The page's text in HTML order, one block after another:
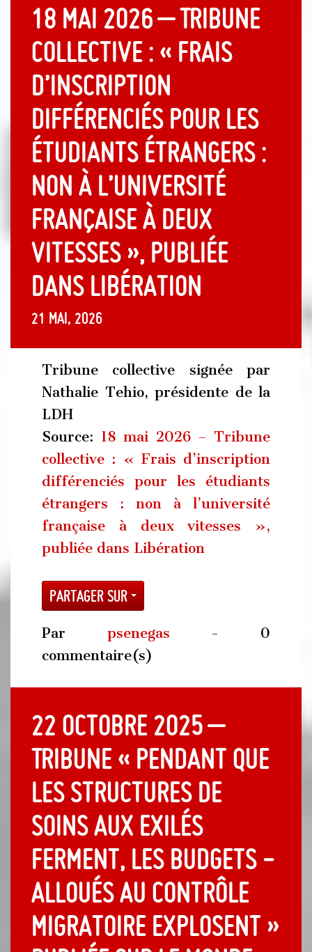
18 mai 2026 – Tribune
collective : « Frais
d’inscription
différenciés pour les
étudiants étrangers :
non à l’université
française à deux
vitesses », publiée
dans Libération
21 mai, 2026
Tribune collective signée par
Nathalie Tehio, présidente de la
LDH
Source: 18 mai 2026 – Tribune
collective : « Frais d’inscription
différenciés pour les étudiants
étrangers : non à l’université
française à deux vitesses »,
publiée dans Libération
Partager sur
Par psenegas - 0
commentaire(s)
22 octobre 2025 –
Tribune « Pendant que
les structures de
soins aux exilés
ferment, les budgets ­
alloués au contrôle
migratoire explosent »